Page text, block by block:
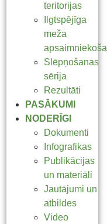
teritorijas
Ilgtspējīga
meža
Slēpņošanas
sērija
Rezultāti
PASĀKUMI
NODERĪGI
Dokumenti
Infografikas
Publikācijas
un materiāli
Jautājumi un
atbildes
Video